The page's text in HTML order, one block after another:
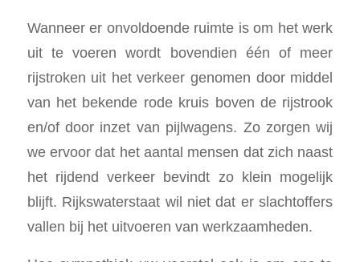
Wanneer er onvoldoende ruimte is om het werk
uit te voeren wordt bovendien één of meer
rijstroken uit het verkeer genomen door middel
van het bekende rode kruis boven de rijstrook
en/of door inzet van pijlwagens. Zo zorgen wij
we ervoor dat het aantal mensen dat zich naast
het rijdend verkeer bevindt zo klein mogelijk
blijft. Rijkswaterstaat wil niet dat er slachtoffers
vallen bij het uitvoeren van werkzaamheden.